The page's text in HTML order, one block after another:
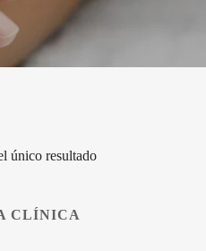
único resultado
CLÍNICA